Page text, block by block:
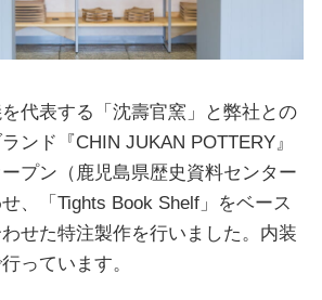
代表する「沈壽官窯」と弊社との
ンド『CHIN JUKAN POTTERY』
プン（鹿児島県歴史資料センター
、「Tights Book Shelf」をベース
せた特注製作を行いました。内装
っています。